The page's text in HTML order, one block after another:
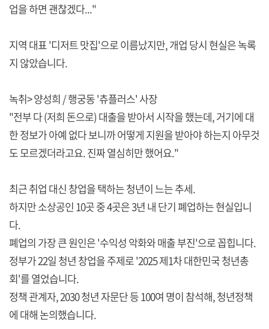
업을 하면 괜찮겠다..."
지역 대표 '디저트 맛집'으로 이름났지만, 개업 당시 현실은 녹록
지 않았습니다.
녹취> 양성희 / 행궁동 '츄플러스' 사장
"전부 다 (저희 돈으로) 대출을 받아서 시작을 했는데, 거기에 대
한 정보가 아예 없다 보니까 어떻게 지원을 받아야 하는지 아무것
도 모르겠더라고요. 진짜 열심히만 했어요."
최근 취업 대신 창업을 택하는 청년이 느는 추세.
하지만 소상공인 10곳 중 4곳은 3년 내 단기 폐업하는 현실입니
다.
폐업의 가장 큰 원인은 '수익성 악화와 매출 부진'으로 꼽힙니다.
정부가 22일 청년 창업을 주제로 '2025 제1차 대한민국 청년총
회'를 열었습니다.
정책 관계자, 2030 청년 자문단 등 100여 명이 참석해, 청년정책
에 대해 논의했습니다.